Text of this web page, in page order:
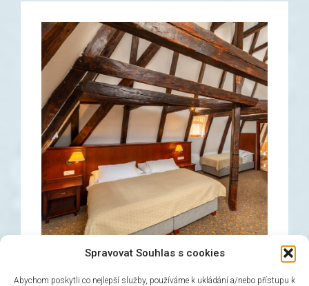
Spravovat Souhlas s cookies
Abychom poskytli co nejlepší služby, používáme k ukládání a/nebo přístupu k